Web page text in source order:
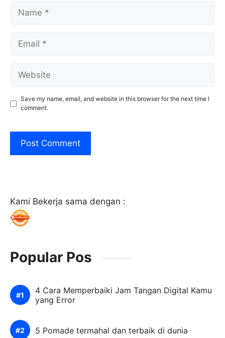
Name
Email
Website
Save my name, email, and website in this browser for the next time I
comment.
Kami Bekerja sama dengan :
Popular Pos
4 Cara Memperbaiki Jam Tangan Digital Kamu
yang Error
5 Pomade termahal dan terbaik di dunia